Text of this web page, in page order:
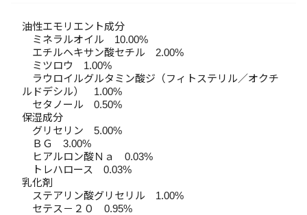
油性エモリエント成分
ミネラルオイル 10.00%
エチルヘキサン酸セチル 2.00%
ミツロウ 1.00%
ラウロイルグルタミン酸ジ（フィトステリル／オクチ
ルドデシル） 1.00%
セタノール 0.50%
保湿成分
グリセリン 5.00%
ＢＧ 3.00%
ヒアルロン酸Ｎａ 0.03%
トレハロース 0.03%
乳化剤
ステアリン酸グリセリル 1.00%
セテス－２０ 0.95%